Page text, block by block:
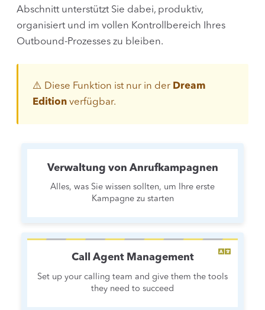
Abschnitt unterstützt Sie dabei, produktiv,
organisiert und im vollen Kontrollbereich Ihres
Outbound-Prozesses zu bleiben.
⚠️ Diese Funktion ist nur in der Dream
Edition verfügbar.
Verwaltung von Anrufkampagnen
Alles, was Sie wissen sollten, um Ihre erste
Kampagne zu starten
Call Agent Management
Set up your calling team and give them the tools
they need to succeed